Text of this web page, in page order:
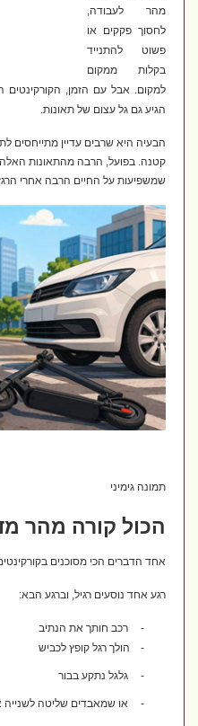
מהר לעבודה,
לחסוך פקקים או
פשוט להתנייד
בקלות ממקום
למקום. אבל עם הזמן, הקורקינטים
הגיע גם גל עצום של תאונות.
הבעיה היא שרבים עדיין מתייחסים
קטנה. בפועל, הרבה מהתאונות האלה
שמשפיעות על החיים הרבה אחרי הרגע
תמונה גימיני
הכול קורה מהר מדי
אחד הדברים הכי מסוכנים
רגע אחד נוסעים רגיל, וברגע הבא:
רכב חותך את הנתיב
הולך רגל קופץ לכביש
גלגל נתקע בבור
או שמאבדים שליטה לשנייה